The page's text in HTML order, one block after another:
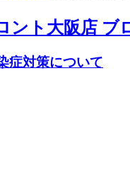
ント大阪店 ブ
症対策について